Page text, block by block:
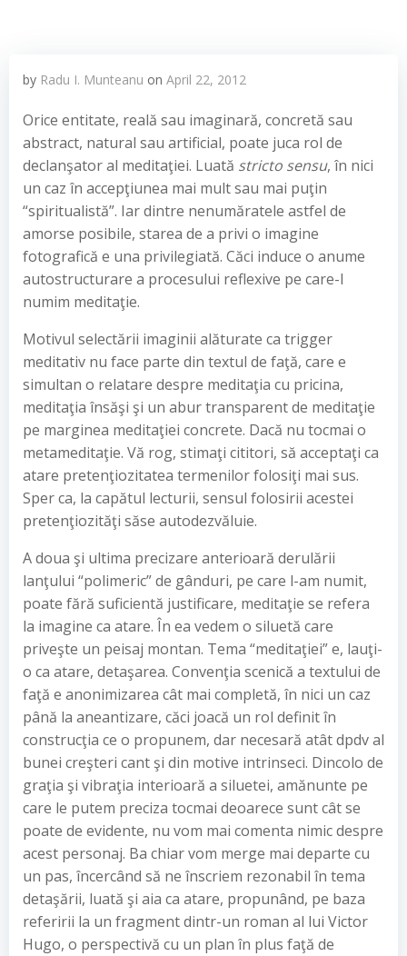
by Radu I. Munteanu on April 22, 2012
Orice entitate, reală sau imaginară, concretă sau
abstract, natural sau artificial, poate juca rol de
declanşator al meditaţiei. Luată stricto sensu, în nici
un caz în accepţiunea mai mult sau mai puţin
“spiritualistă”. Iar dintre nenumăratele astfel de
amorse posibile, starea de a privi o imagine
fotografică e una privilegiată. Căci induce o anume
autostructurare a procesului reflexive pe care-l
numim meditaţie.
Motivul selectării imaginii alăturate ca trigger
meditativ nu face parte din textul de faţă, care e
simultan o relatare despre meditaţia cu pricina,
meditaţia însăşi şi un abur transparent de meditaţie
pe marginea meditaţiei concrete. Dacă nu tocmai o
metameditaţie. Vă rog, stimaţi cititori, să acceptaţi ca
atare pretenţiozitatea termenilor folosiţi mai sus.
Sper ca, la capătul lecturii, sensul folosirii acestei
pretenţiozităţi săse autodezvăluie.
A doua şi ultima precizare anterioară derulării
lanţului “polimeric” de gânduri, pe care l-am numit,
poate fără suficientă justificare, meditaţie se refera
la imagine ca atare. În ea vedem o siluetă care
priveşte un peisaj montan. Tema “meditaţiei” e, lauţi-
o ca atare, detaşarea. Convenţia scenică a textului de
faţă e anonimizarea cât mai completă, în nici un caz
până la aneantizare, căci joacă un rol definit în
construcţia ce o propunem, dar necesară atât dpdv al
bunei creşteri cant şi din motive intrinseci. Dincolo de
graţia şi vibraţia interioară a siluetei, amănunte pe
care le putem preciza tocmai deoarece sunt cât se
poate de evidente, nu vom mai comenta nimic despre
acest personaj. Ba chiar vom merge mai departe cu
un pas, încercând să ne înscriem rezonabil în tema
detaşării, luată şi aia ca atare, propunând, pe baza
referirii la un fragment dintr-un roman al lui Victor
Hugo, o perspectivă cu un plan în plus faţă de